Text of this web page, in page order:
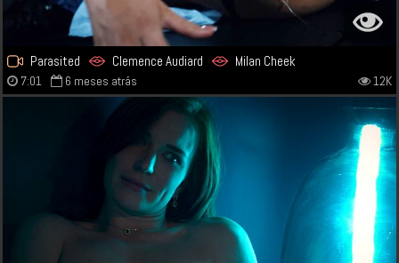
Parasited Clemence Audiard Milan Cheek
7:01 6 meses atrás 12K